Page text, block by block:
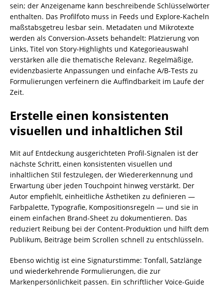
sein; der Anzeigename kann beschreibende Schlüsselwörter
enthalten. Das Profilfoto muss in Feeds und Explore-Kacheln
maßstabsgetreu lesbar sein. Metadaten und Mikrotexte
werden als Conversion-Assets behandelt: Platzierung von
Links, Titel von Story-Highlights und Kategorieauswahl
verstärken alle die thematische Relevanz. Regelmäßige,
evidenzbasierte Anpassungen und einfache A/B-Tests zu
Formulierungen verfeinern die Auffindbarkeit im Laufe der
Zeit.
Erstelle einen konsistenten
visuellen und inhaltlichen Stil
Mit auf Entdeckung ausgerichteten Profil-Signalen ist der
nächste Schritt, einen konsistenten visuellen und
inhaltlichen Stil festzulegen, der Wiedererkennung und
Erwartung über jeden Touchpoint hinweg verstärkt. Der
Autor empfiehlt, einheitliche Ästhetiken zu definieren —
Farbpalette, Typografie, Kompositionsregeln — und sie in
einem einfachen Brand-Sheet zu dokumentieren. Das
reduziert Reibung bei der Content-Produktion und hilft dem
Publikum, Beiträge beim Scrollen schnell zu entschlüsseln.
Ebenso wichtig ist eine Signaturstimme: Tonfall, Satzlänge
und wiederkehrende Formulierungen, die zur
Markenpersönlichkeit passen. Ein schriftlicher Voice-Guide